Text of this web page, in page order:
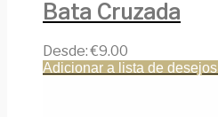
Bata Cruzada
Desde:€9.00
Adicionar a lista de desejos